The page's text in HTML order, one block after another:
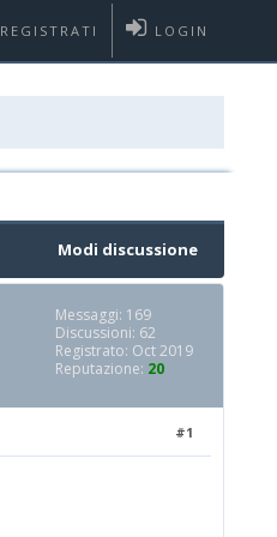
LOGIN
REGISTRATI
Modi discussione
Messaggi: 169
Discussioni: 62
Registrato: Oct 2019
Reputazione: 20
#1